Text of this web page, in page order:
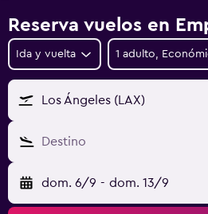
Reserva vuelos en
Ida y vuelta 1 adulto,
Los Ángeles (LAX)
Destino
dom. 6/9 - dom. 13/9